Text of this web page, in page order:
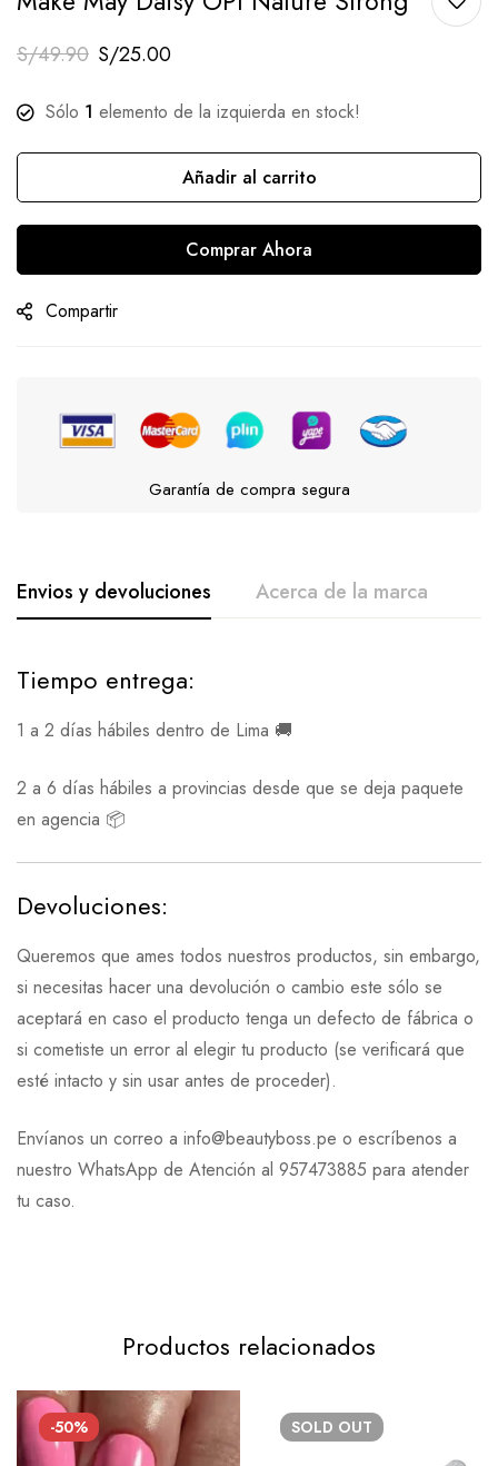
S/49.90 S/25.00
Sólo 1 elemento de la izquierda en stock!
Añadir al carrito
Comprar Ahora
Compartir
Garantía de compra segura
Envios y devoluciones Acerca de la marca
Tiempo entrega:
1 a 2 días hábiles dentro de Lima 🚚
2 a 6 días hábiles a provincias desde que se deja paquete
en agencia 📦
Devoluciones:
Queremos que ames todos nuestros productos, sin embargo,
si necesitas hacer una devolución o cambio este sólo se
aceptará en caso el producto tenga un defecto de fábrica o
si cometiste un error al elegir tu producto (se verificará que
esté intacto y sin usar antes de proceder).
Envíanos un correo a info@beautyboss.pe o escríbenos a
nuestro WhatsApp de Atención al 957473885 para atender
tu caso.
Productos relacionados
-50% SOLD OUT